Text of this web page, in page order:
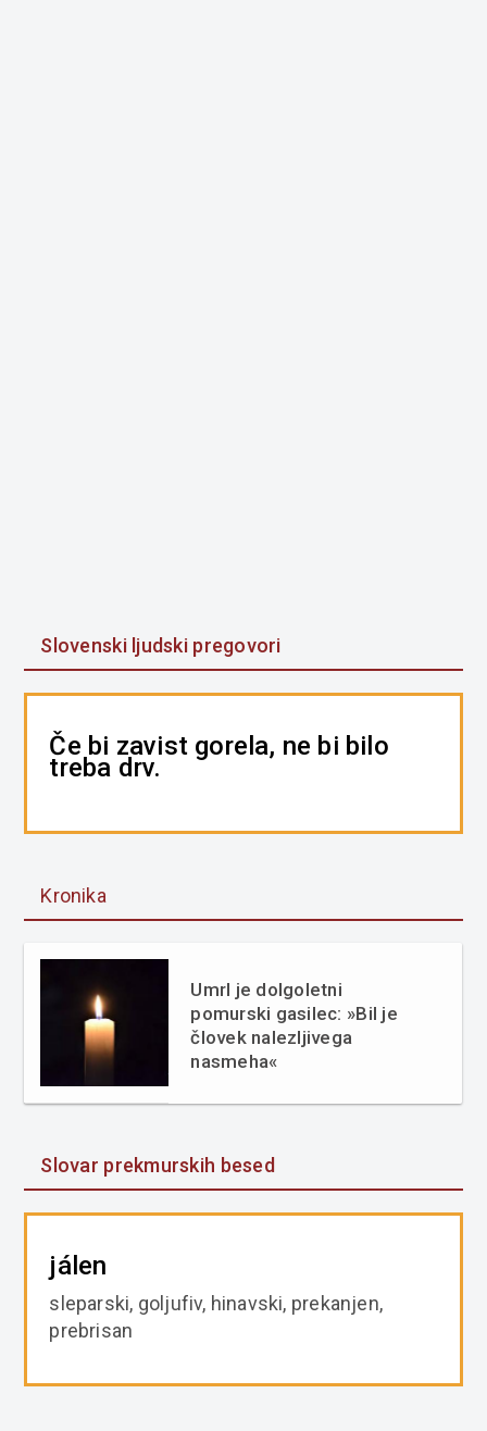
Slovenski ljudski pregovori
Če bi zavist gorela, ne bi bilo
treba drv.
Kronika
Umrl je dolgoletni
pomurski gasilec: »Bil je
človek nalezljivega
nasmeha«
Slovar prekmurskih besed
jálen
sleparski, goljufiv, hinavski, prekanjen,
prebrisan